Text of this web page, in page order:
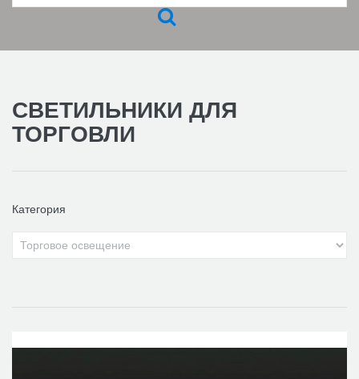
СВЕТИЛЬНИКИ ДЛЯ
ТОРГОВЛИ
Категория